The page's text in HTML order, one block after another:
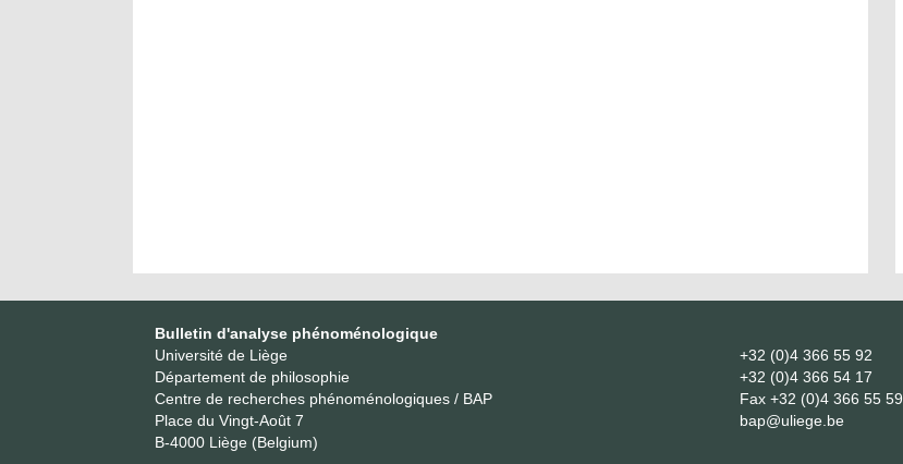
Bulletin d'analyse phénoménologique
Université de Liège
Département de philosophie
Centre de recherches phénoménologiques / BAP
Place du Vingt-Août 7
B-4000 Liège (Belgium)
+32 (0)4 366 55 92
+32 (0)4 366 54 17
Fax +32 (0)4 366 55 59
bap@uliege.be